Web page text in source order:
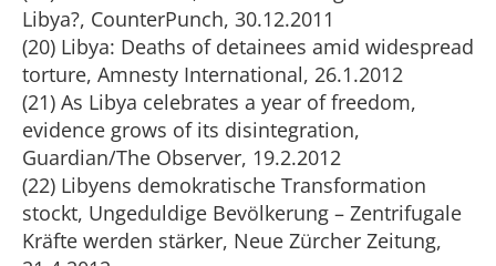
Libya?, CounterPunch, 30.12.2011
(20) Libya: Deaths of detainees amid widespread
torture, Amnesty International, 26.1.2012
(21) As Libya celebrates a year of freedom,
evidence grows of its disintegration,
Guardian/The Observer, 19.2.2012
(22) Libyens demokratische Transformation
stockt, Ungeduldige Bevölkerung – Zentrifugale
Kräfte werden stärker, Neue Zürcher Zeitung,